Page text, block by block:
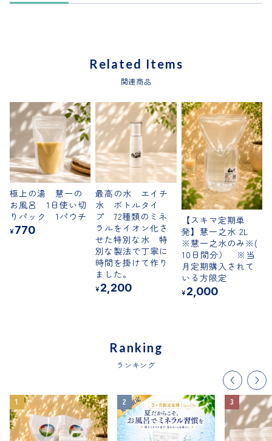
Related Items
関連商品
極上の湯 慧一の
お風呂 1日使い切
りパック 1パウチ
¥ 770
最高の水 エイチ
水 ボトルタイ
プ 72種類のミネ
ラルをイオン化さ
せた特別な水 特
別な製法で丁寧に
時間を掛けて作り
ました。
¥2,200
【スキマ定期単
発】慧一之水 2L
※慧一之水のみ※(
10日間分） ※当
月定期購入されて
いる方限定
¥ 2,000
Ranking
ランキング